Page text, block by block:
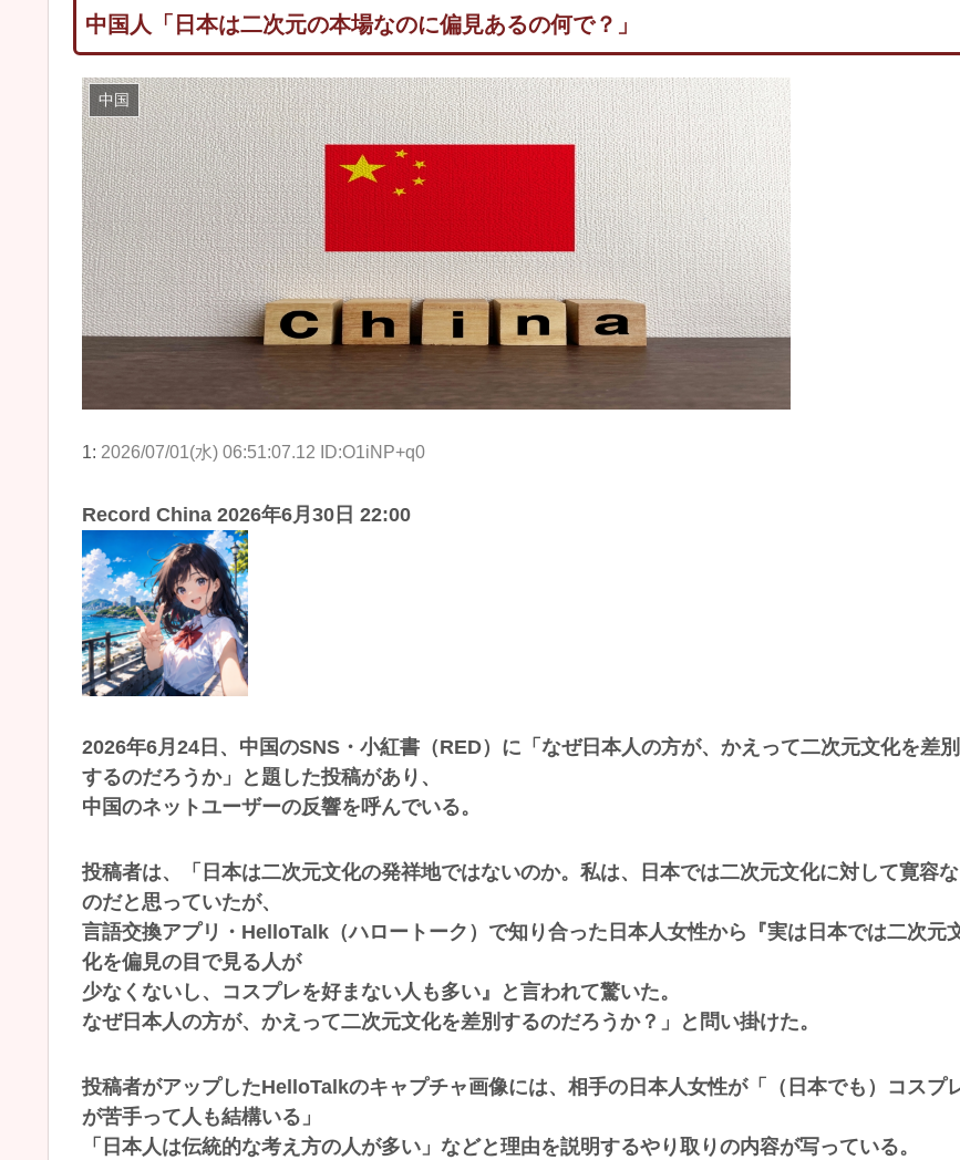
中国人「日本は二次元の本場なのに偏見あるの何で？」
中国
1: 2026/07/01(水) 06:51:07.12 ID:O1iNP+q0
Record China 2026年6月30日 22:00
2026年6月24日、中国のSNS・小紅書（RED）に「なぜ日本人の方が、かえって二次元文化を差別
するのだろうか」と題した投稿があり、
中国のネットユーザーの反響を呼んでいる。
投稿者は、「日本は二次元文化の発祥地ではないのか。私は、日本では二次元文化に対して寛容な
のだと思っていたが、
言語交換アプリ・HelloTalk（ハロートーク）で知り合った日本人女性から『実は日本では二次元
化を偏見の目で見る人が
少なくないし、コスプレを好まない人も多い』と言われて驚いた。
なぜ日本人の方が、かえって二次元文化を差別するのだろうか？」と問い掛けた。
投稿者がアップしたHelloTalkのキャプチャ画像には、相手の日本人女性が「（日本でも）コスプ
が苦手って人も結構いる」
「日本人は伝統的な考え方の人が多い」などと理由を説明するやり取りの内容が写っている。